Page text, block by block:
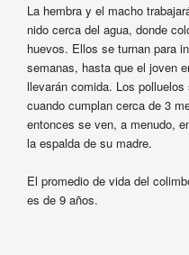
La hembra y el macho
nido cerca del agua, donde
huevos. Ellos se turnan para
semanas, hasta que el joven
llevarán comida. Los
cuando cumplan cerca de 3
entonces se ven, a menudo,
la espalda de su madre.
El promedio de vida del
es de 9 años.